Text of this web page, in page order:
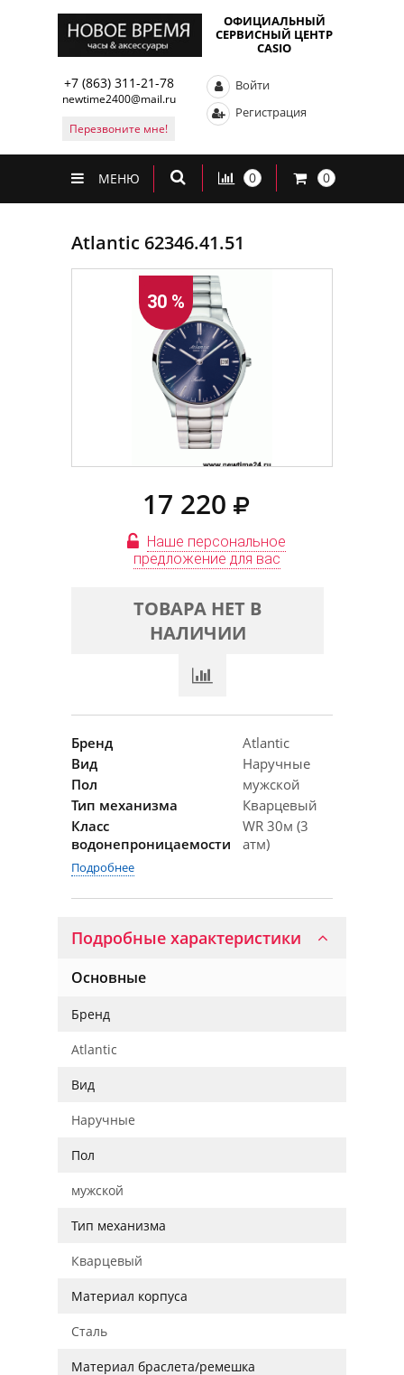
ОФИЦИАЛЬНЫЙ
СЕРВИСНЫЙ ЦЕНТР
CASIO
+7 (863) 311-21-78
newtime2400@mail.ru
Перезвоните мне!
Войти
Регистрация
МЕНЮ 0 0
Atlantic 62346.41.51
30 %
17 220
Наше персональное
предложение для вас
ТОВАРА НЕТ В
НАЛИЧИИ
Бренд
Atlantic
Вид
Наручные
Пол
мужской
Тип механизма
Кварцевый
Класс
водонепроницаемости
WR 30м (3
атм)
Подробнее
Подробные характеристики
Основные
Бренд
Atlantic
Вид
Наручные
Пол
мужской
Тип механизма
Кварцевый
Материал корпуса
Сталь
Материал браслета/ремешка